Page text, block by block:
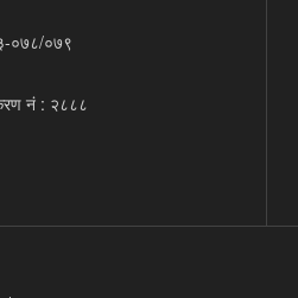
०७८/०७९
नं : २८८८